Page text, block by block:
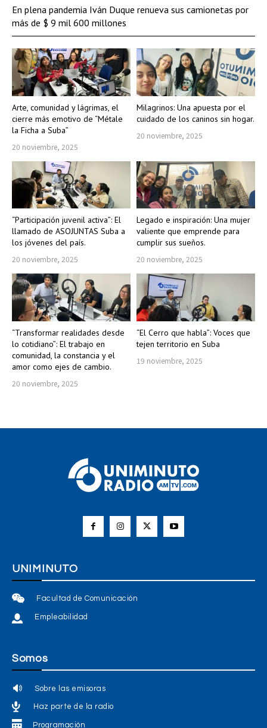
Arte, comunidad y lágrimas, el
cierre más emotivo de “Métale
la Ficha a Suba”
20 noviembre, 2025
Milagrinos: Una apuesta por el
cuidado de los caninos sin hogar.
20 noviembre, 2025
“Participación juvenil activa”: El
llamado de ASOJUNTAS Suba a
los jóvenes del país.
20 noviembre, 2025
Legado e inspiración: Una mujer
valiente que emprende para
cumplir sus sueños.
20 noviembre, 2025
“Transformar realidades desde
lo cotidiano”: El trabajo en
comunidad, la constancia y el
amor como ejes de cambio.
20 noviembre, 2025
“El Cerro que habla”: Voces que
tejen territorio en Suba
19 noviembre, 2025
En plena pandemia Iván Duque renueva sus camionetas por
más de $ 9 mil 600 millones
UNIMINUTO
Facultad de Comunicación
Empleabilidad
Somos
Sobre las emisoras
Haz parte de la radio
Programación